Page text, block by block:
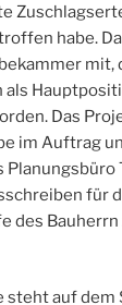
habe.
mit,
als
Das
im Auftrag
Planungsbüro
für
des Bauherrn
steht auf dem